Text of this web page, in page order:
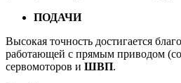
ПОДАЧИ
Высокая точность достигается
работающей с прямым приводом
сервомоторов и ШВП.